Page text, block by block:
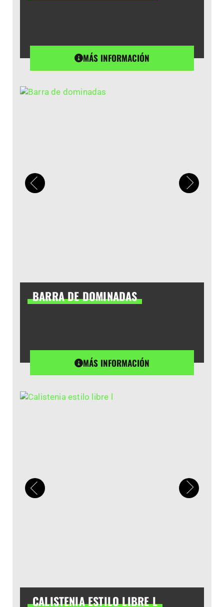
MÁS INFORMACIÓN
BARRA DE DOMINADAS
MÁS INFORMACIÓN
CALISTENIA ESTILO LIBRE L